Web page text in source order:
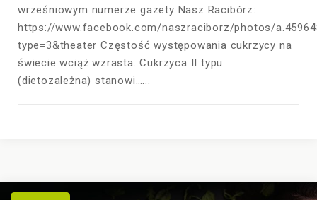
wrześniowym numerze gazety Nasz Racibórz:
https://www.facebook.com/naszraciborz/photos/
type=3&theater Częstość występowania cukrzycy na
świecie wciąż wzrasta. Cukrzyca II typu
(dietozależna) stanowi…...